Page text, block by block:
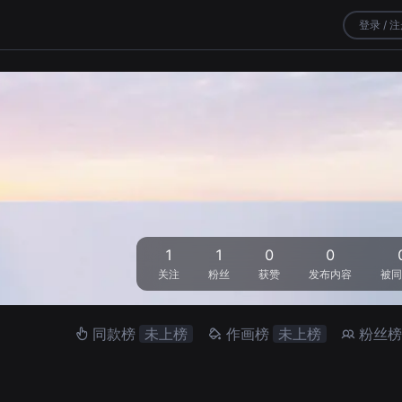
登录 /
1
关注
1
粉丝
0
获赞
0
发布内容 被
同款榜 未上榜 作画榜 未上榜 粉丝榜